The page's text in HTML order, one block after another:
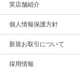
実店舗紹介
個人情報保護方針
新規お取引について
採用情報